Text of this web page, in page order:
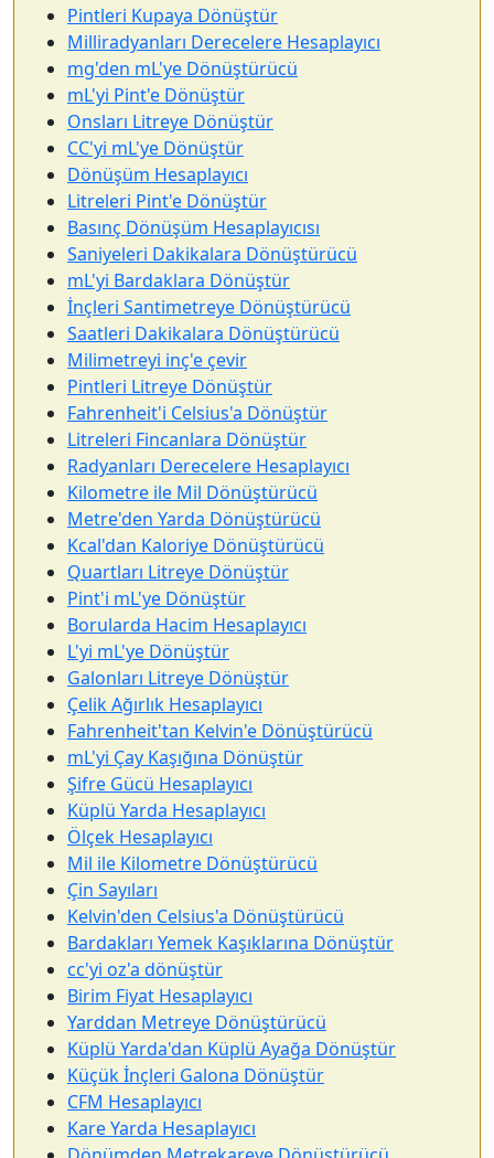
Pintleri Kupaya Dönüştür
Milliradyanları Derecelere Hesaplayıcı
mg'den mL'ye Dönüştürücü
mL'yi Pint'e Dönüştür
Onsları Litreye Dönüştür
CC'yi mL'ye Dönüştür
Dönüşüm Hesaplayıcı
Litreleri Pint'e Dönüştür
Basınç Dönüşüm Hesaplayıcısı
Saniyeleri Dakikalara Dönüştürücü
mL'yi Bardaklara Dönüştür
İnçleri Santimetreye Dönüştürücü
Saatleri Dakikalara Dönüştürücü
Milimetreyi inç'e çevir
Pintleri Litreye Dönüştür
Fahrenheit'i Celsius'a Dönüştür
Litreleri Fincanlara Dönüştür
Radyanları Derecelere Hesaplayıcı
Kilometre ile Mil Dönüştürücü
Metre'den Yarda Dönüştürücü
Kcal'dan Kaloriye Dönüştürücü
Quartları Litreye Dönüştür
Pint'i mL'ye Dönüştür
Borularda Hacim Hesaplayıcı
L'yi mL'ye Dönüştür
Galonları Litreye Dönüştür
Çelik Ağırlık Hesaplayıcı
Fahrenheit'tan Kelvin'e Dönüştürücü
mL'yi Çay Kaşığına Dönüştür
Şifre Gücü Hesaplayıcı
Küplü Yarda Hesaplayıcı
Ölçek Hesaplayıcı
Mil ile Kilometre Dönüştürücü
Çin Sayıları
Kelvin'den Celsius'a Dönüştürücü
Bardakları Yemek Kaşıklarına Dönüştür
cc'yi oz'a dönüştür
Birim Fiyat Hesaplayıcı
Yarddan Metreye Dönüştürücü
Küplü Yarda'dan Küplü Ayağa Dönüştür
Küçük İnçleri Galona Dönüştür
CFM Hesaplayıcı
Kare Yarda Hesaplayıcı